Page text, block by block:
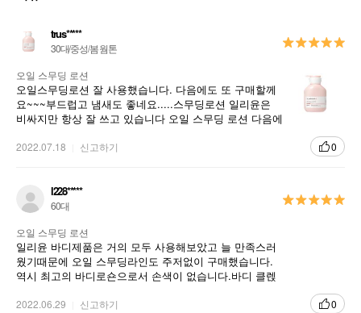
trus*****
30대/중성/봄 웜톤
오일 스무딩 로션
오일스무딩로션 잘 사용했습니다. 다음에도 또 구매할께
요~~~부드럽고 냄새도 좋네요.....스무딩로션 일리윤은
비싸지만 항상 잘 쓰고 있습니다 오일 스무딩 로션 다음에
2022.07.18 신고하기 0
l228*****
60대
오일 스무딩 로션
일리윤 바디제품은 거의 모두 사용해보았고 늘 만족스러
웠기때문에 오일 스무딩라인도 주저없이 구매했습니다.
역시 최고의 바디로숀으로서 손색이 없습니다.바디 클렍
다.
2022.06.29 신고하기 0